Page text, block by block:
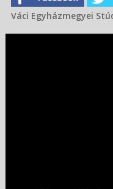
Váci Egyházmegyei